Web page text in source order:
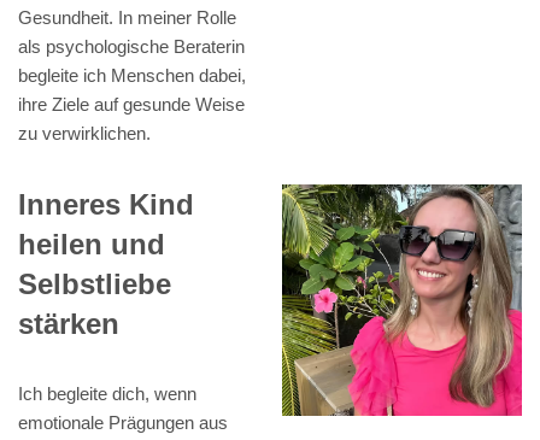
Gesundheit. In meiner Rolle
als psychologische Beraterin
begleite ich Menschen dabei,
ihre Ziele auf gesunde Weise
zu verwirklichen.
Inneres Kind
heilen und
Selbstliebe
stärken
Ich begleite dich, wenn
emotionale Prägungen aus